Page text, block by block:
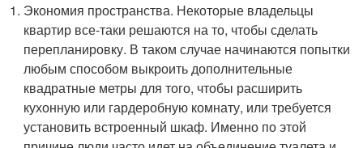
Экономия пространства. Некоторые владельцы
квартир все-таки решаются на то, чтобы сделать
перепланировку. В таком случае начинаются попытки
любым способом выкроить дополнительные
квадратные метры для того, чтобы расширить
кухонную или гардеробную комнату, или требуется
установить встроенный шкаф. Именно по этой